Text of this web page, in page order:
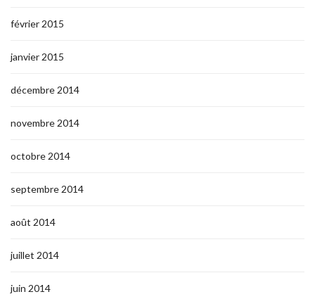
février 2015
janvier 2015
décembre 2014
novembre 2014
octobre 2014
septembre 2014
août 2014
juillet 2014
juin 2014